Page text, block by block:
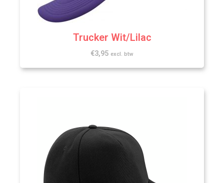
Trucker Wit/Lilac
€3,95 excl. btw